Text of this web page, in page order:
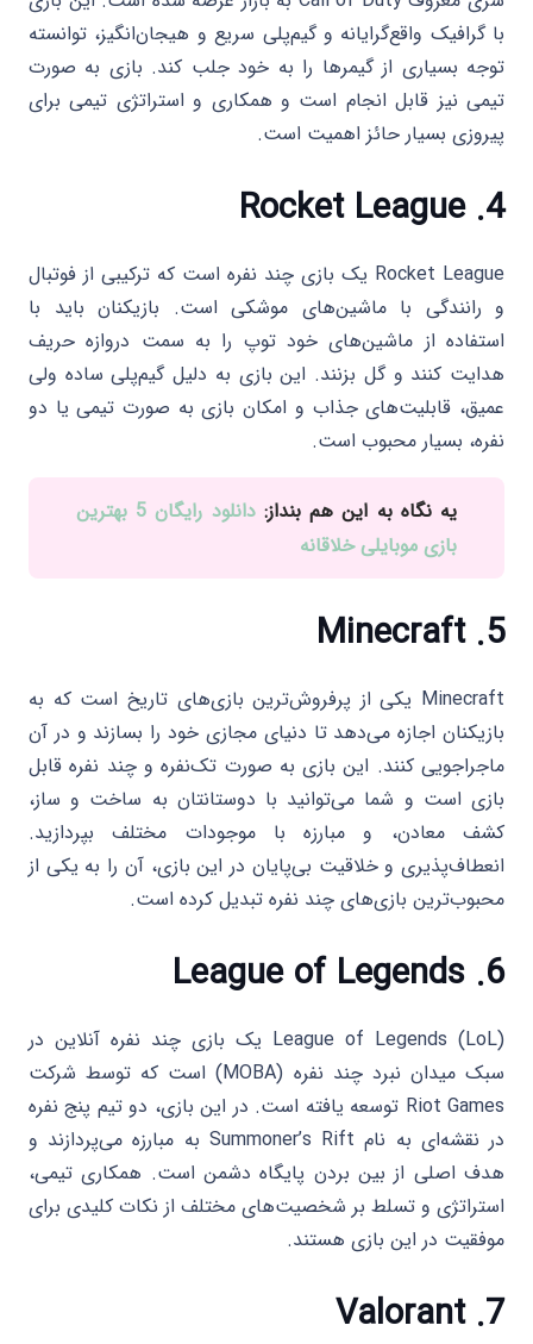
با گرافیک واقع‌گرایانه و گیم‌پلی سریع و هیجان‌انگیز، توانسته
توجه بسیاری از گیمرها را به خود جلب کند. بازی به صورت
تیمی نیز قابل انجام است و همکاری و استراتژی تیمی برای
پیروزی بسیار حائز اهمیت است.
4.
Rocket League
Rocket League یک بازی چند نفره است که ترکیبی از فوتبال
و رانندگی با ماشین‌های موشکی است. بازیکنان باید با
استفاده از ماشین‌های خود توپ را به سمت دروازه حریف
هدایت کنند و گل بزنند. این بازی به دلیل گیم‌پلی ساده ولی
عمیق، قابلیت‌های جذاب و امکان بازی به صورت تیمی یا دو
نفره، بسیار محبوب است.
یه نگاه به این هم بنداز:
دانلود رایگان 5 بهترین
بازی موبایلی خلاقانه
5.
Minecraft
Minecraft یکی از پرفروش‌ترین بازی‌های تاریخ است که به
بازیکنان اجازه می‌دهد تا دنیای مجازی خود را بسازند و در آن
ماجراجویی کنند. این بازی به صورت تک‌نفره و چند نفره قابل
بازی است و شما می‌توانید با دوستانتان به ساخت و ساز،
کشف معادن، و مبارزه با موجودات مختلف بپردازید.
انعطاف‌پذیری و خلاقیت بی‌پایان در این بازی، آن را به یکی از
محبوب‌ترین بازی‌های چند نفره تبدیل کرده است.
6.
League of Legends
League of Legends (LoL) یک بازی چند نفره آنلاین در
سبک میدان نبرد چند نفره (MOBA) است که توسط شرکت
Riot Games توسعه یافته است. در این بازی، دو تیم پنج نفره
در نقشه‌ای به نام Summoner’s Rift به مبارزه می‌پردازند و
هدف اصلی از بین بردن پایگاه دشمن است. همکاری تیمی،
استراتژی و تسلط بر شخصیت‌های مختلف از نکات کلیدی برای
موفقیت در این بازی هستند.
7.
Valorant